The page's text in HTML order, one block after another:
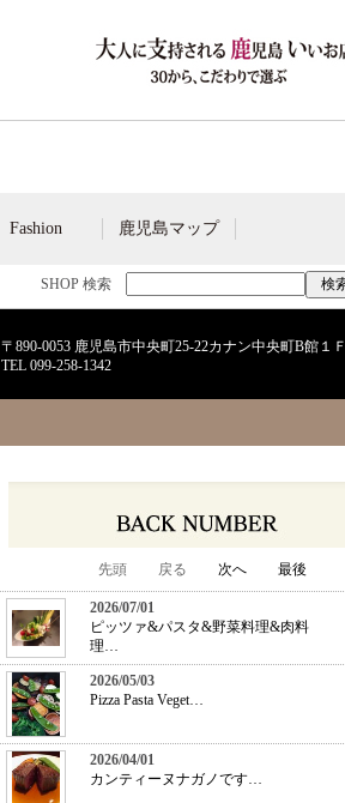
Fashion 鹿児島マップ
SHOP 検索
〒890-0053 鹿児島市中央町25-22カナン中央町B館１Ｆ
TEL 099-258-1342
先頭 戻る 次へ 最後
2026/07/01
ピッツァ&パスタ&野菜料理&肉料
理…
2026/05/03
Pizza Pasta Veget…
2026/04/01
カンティーヌナガノです…